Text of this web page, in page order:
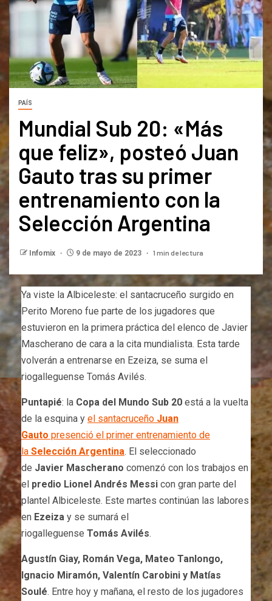
PAÍS
Mundial Sub 20: «Más
que feliz», posteó Juan
Gauto tras su primer
entrenamiento con la
Selección Argentina
Infomix 9 de mayo de 2023 1 min de lectura
Ya viste la Albiceleste: el santacruceño surgido en
Perito Moreno fue parte de los jugadores que
estuvieron en la primera práctica del elenco de Javier
Mascherano de cara a la cita mundialista. Esta tarde
volverán a entrenarse en Ezeiza, se suma el
riogalleguense Tomás Avilés.
Puntapié: la Copa del Mundo Sub 20 está a la vuelta
de la esquina y el santacruceño Juan
Gauto presenció el primer entrenamiento de
la Selección Argentina. El seleccionado
de Javier Mascherano comenzó con los trabajos en
el predio Lionel Andrés Messi con gran parte del
plantel Albiceleste. Este martes continúan las labores
en Ezeiza y se sumará el
riogalleguense Tomás Avilés.
Agustín Giay, Román Vega, Mateo Tanlongo,
Ignacio Miramón, Valentín Carobini y Matías
Soulé. Entre hoy y mañana, el resto de los jugadores